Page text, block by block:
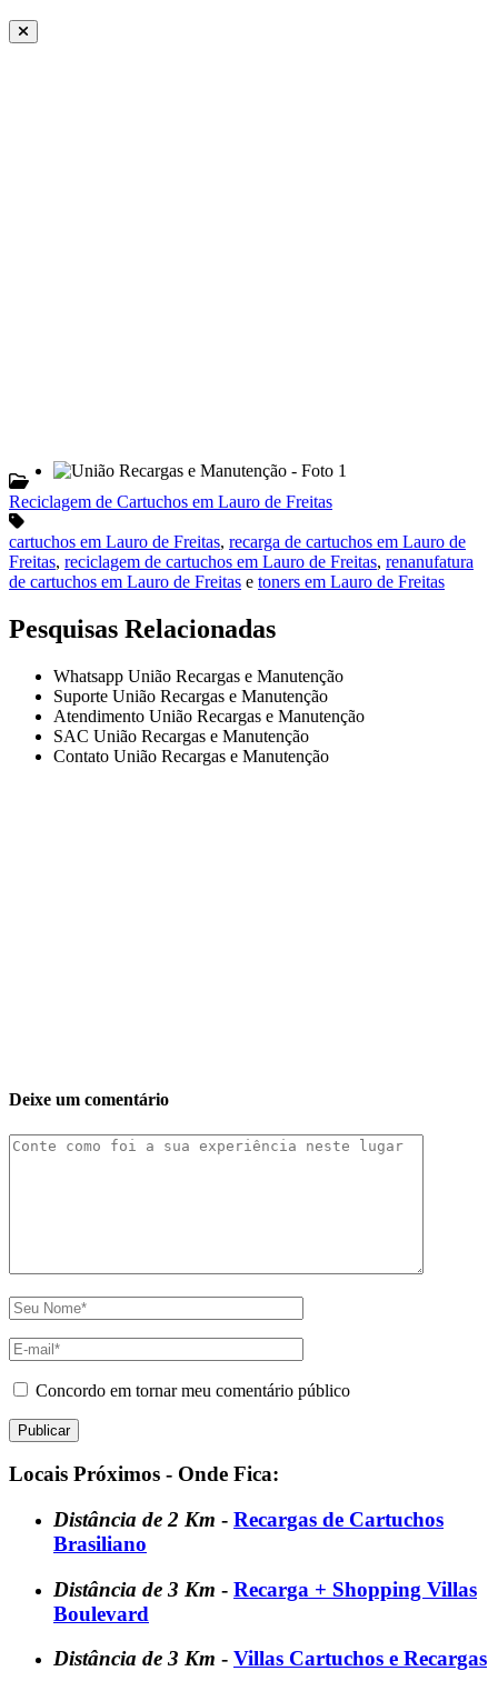
Reciclagem de Cartuchos em Lauro de Freitas
cartuchos em Lauro de Freitas, recarga de cartuchos em Lauro de
Freitas, reciclagem de cartuchos em Lauro de Freitas, renanufatura
de cartuchos em Lauro de Freitas e toners em Lauro de Freitas
Pesquisas Relacionadas
Whatsapp União Recargas e Manutenção
Suporte União Recargas e Manutenção
Atendimento União Recargas e Manutenção
SAC União Recargas e Manutenção
Contato União Recargas e Manutenção
Deixe um comentário
Concordo em tornar meu comentário público
Locais Próximos - Onde Fica:
Distância de 2 Km - Recargas de Cartuchos
Brasiliano
Distância de 3 Km - Recarga + Shopping Villas
Boulevard
Distância de 3 Km - Villas Cartuchos e Recargas